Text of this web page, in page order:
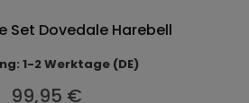
Set Dovedale Harebell
1-2 Werktage (DE)
99,95 €